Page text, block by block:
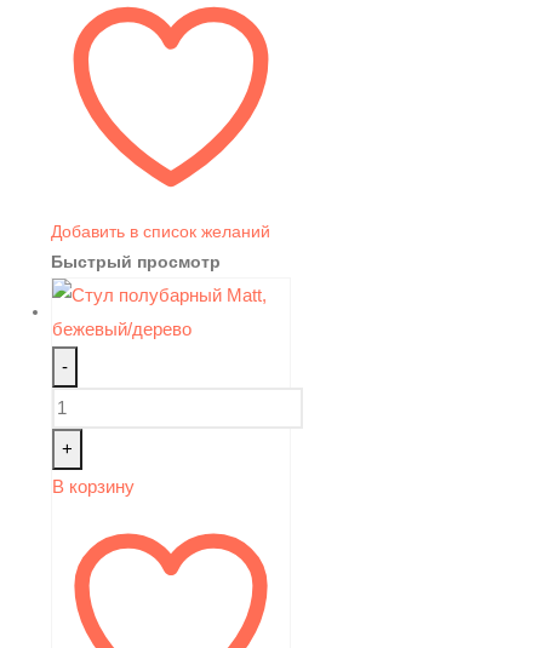
Добавить в список желаний
Быстрый просмотр
-
+
В корзину